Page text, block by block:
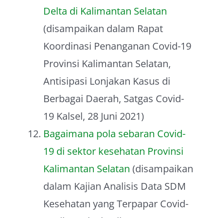
Delta di Kalimantan Selatan
(disampaikan dalam Rapat
Koordinasi Penanganan Covid-19
Provinsi Kalimantan Selatan,
Antisipasi Lonjakan Kasus di
Berbagai Daerah, Satgas Covid-
19 Kalsel, 28 Juni 2021)
Bagaimana pola sebaran Covid-
19 di sektor kesehatan Provinsi
Kalimantan Selatan (disampaikan
dalam Kajian Analisis Data SDM
Kesehatan yang Terpapar Covid-